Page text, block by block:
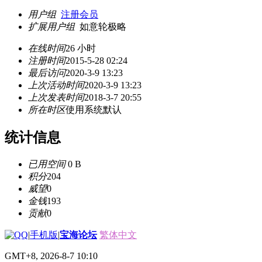
用户组 注册会员
扩展用户组 如意轮极略
在线时间26 小时
注册时间2015-5-28 02:24
最后访问2020-3-9 13:23
上次活动时间2020-3-9 13:23
上次发表时间2018-3-7 20:55
所在时区使用系统默认
统计信息
已用空间0 B
积分204
威望0
金钱193
贡献0
|手机版|宝海论坛 繁体中文
GMT+8, 2026-8-7 10:10